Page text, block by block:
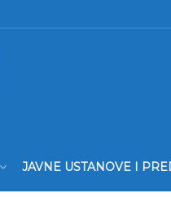
JAVNE USTANOVE I